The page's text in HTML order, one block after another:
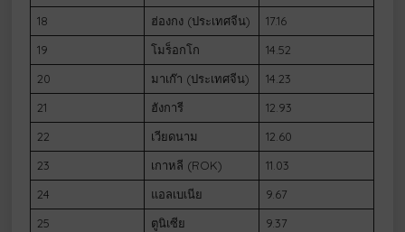
18
ฮ่องกง (ประเทศจีน)
17.16
19
โมร็อกโก
14.52
20
มาเก๊า (ประเทศจีน)
14.23
21
ฮังการี
12.93
22
เวียดนาม
12.60
23
เกาหลี (ROK)
11.03
24
แอลเบเนีย
9.67
25
ตูนิเซีย
9.37